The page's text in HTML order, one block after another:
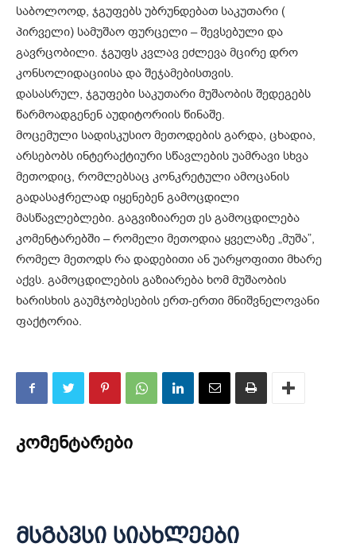
საბოლოოდ, ჯგუფებს უბრუნდებათ საკუთარი (
პირველი) სამუშაო ფურცელი – შევსებული და
გავრცობილი. ჯგუფს კვლავ ეძლევა მცირე დრო
კონსოლიდაციისა და შეჯამებისთვის.
დასასრულ, ჯგუფები საკუთარი მუშაობის შედეგებს
წარმოადგენენ აუდიტორიის წინაშე.
მოცემული სადისკუსიო მეთოდების გარდა, ცხადია,
არსებობს ინტერაქტიური სწავლების უამრავი სხვა
მეთოდიც, რომლებსაც კონკრეტული ამოცანის
გადასაჭრელად იყენებენ გამოცდილი
მასწავლებლები. გაგვიზიარეთ ეს გამოცდილება
კომენტარებში – რომელი მეთოდია ყველაზე „მუშა”,
რომელ მეთოდს რა დადებითი ან უარყოფითი მხარე
აქვს. გამოცდილების გაზიარება ხომ მუშაობის
ხარისხის გაუმჯობესების ერთ-ერთი მნიშვნელოვანი
ფაქტორია.
კომენტარები
მსგავსი სიახლეები